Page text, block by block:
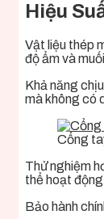
Hiệu
Vật liệu thép
độ ẩm và
Khả năng
mà không có
Cổng
Thử nghiệm
thể hoạt
Bảo hành